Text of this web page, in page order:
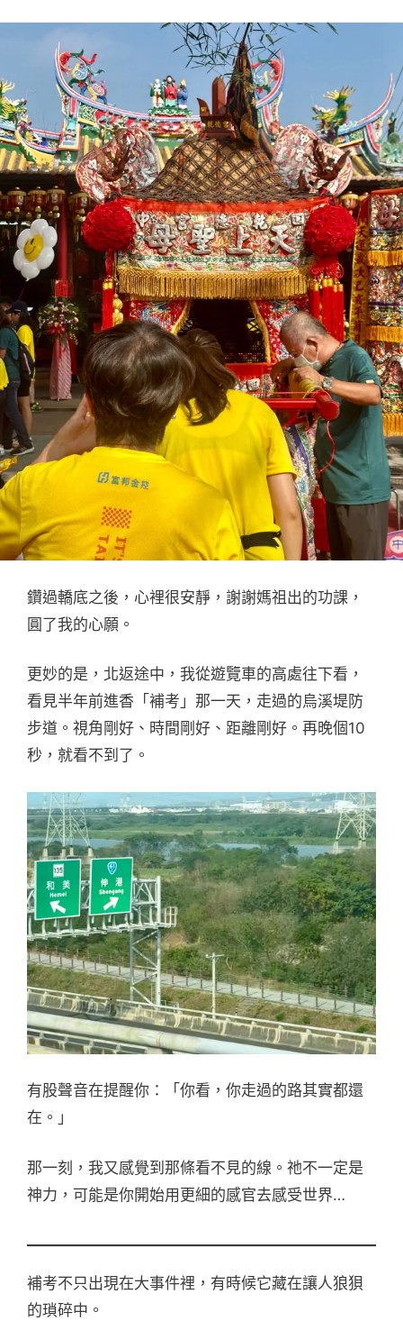
鑽過轎底之後，心裡很安靜，謝謝媽祖出的功課，
圓了我的心願。
更妙的是，北返途中，我從遊覽車的高處往下看，
看見半年前進香「補考」那一天，走過的烏溪堤防
步道。視角剛好、時間剛好、距離剛好。再晚個10
秒，就看不到了。
有股聲音在提醒你：「你看，你走過的路其實都還
在。」
那一刻，我又感覺到那條看不見的線。祂不一定是
神力，可能是你開始用更細的感官去感受世界…
補考不只出現在大事件裡，有時候它藏在讓人狼狽
的瑣碎中。